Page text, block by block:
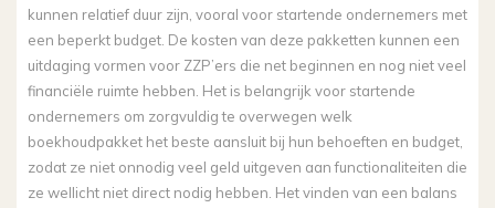
kunnen relatief duur zijn, vooral voor startende ondernemers met
een beperkt budget. De kosten van deze pakketten kunnen een
uitdaging vormen voor ZZP’ers die net beginnen en nog niet veel
financiële ruimte hebben. Het is belangrijk voor startende
ondernemers om zorgvuldig te overwegen welk
boekhoudpakket het beste aansluit bij hun behoeften en budget,
zodat ze niet onnodig veel geld uitgeven aan functionaliteiten die
ze wellicht niet direct nodig hebben. Het vinden van een balans